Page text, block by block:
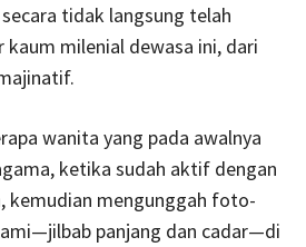
tidak langsung telah
kaum milenial dewasa ini, dari
wanita yang pada awalnya
ketika sudah aktif dengan
kemudian mengunggah foto-
panjang dan cadar—di